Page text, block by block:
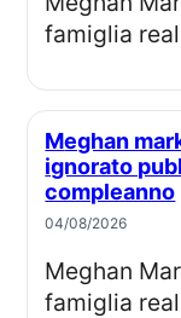
famiglia
Meghan markle, perché la famiglia reale ha
ignorato
compleanno
04/08/2026
Meghan Markle compie 45 anni, ma dalla
famiglia